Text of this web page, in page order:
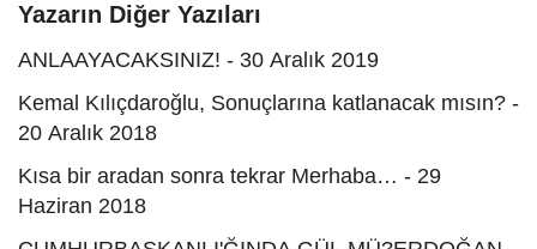
Yazarın Diğer Yazıları
ANLAAYACAKSINIZ! - 30 Aralık 2019
Kemal Kılıçdaroğlu, Sonuçlarına katlanacak mısın? -
20 Aralık 2018
Kısa bir aradan sonra tekrar Merhaba… - 29
Haziran 2018